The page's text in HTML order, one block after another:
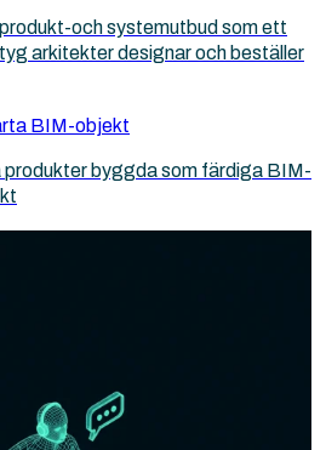
och systemutbud som ett
arkitekter designar och beställer
BIM-objekt
produkter byggda som färdiga BIM-